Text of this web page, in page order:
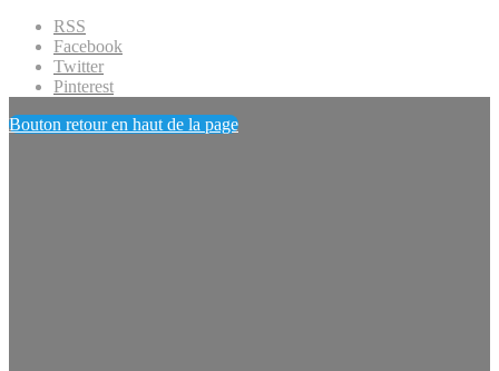
RSS
Facebook
Twitter
Pinterest
Bouton retour en haut de la page